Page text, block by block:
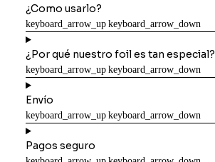
con
laminadora
-
Rosa
cantidad
¿Como usarlo?
¿Por qué nuestro foil es tan especial?
Envío
Pagos seguro